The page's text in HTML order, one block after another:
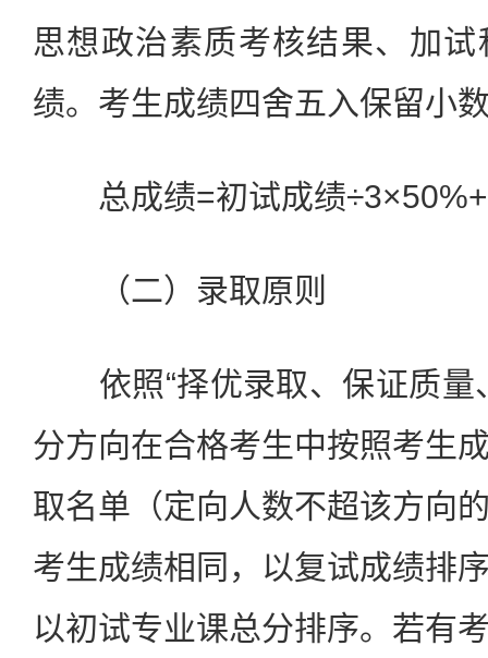
思想政治素质考核结果、加
绩。考生成绩四舍五入保留小
总成绩=初试成绩÷3×50%+
（二）录取原则
依照“择优录取、保证质量
分方向在合格考生中按照考生
取名单（定向人数不超该方向
考生成绩相同，以复试成绩排
以初试专业课总分排序。若有